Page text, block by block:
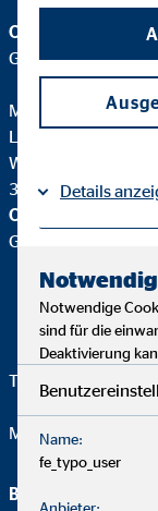
OVB
Geschäftsstelle |
Martin Wagner
Landesdirektor für
Weiland 25,
38518 Gifhorn
OVB
Geschäftsstelle |
Telefon: 05371
Mail:
Beraterseite
Details
Notwendige
sind für die
Deaktivierung
Name:
fe_typo_user
Anbieter: